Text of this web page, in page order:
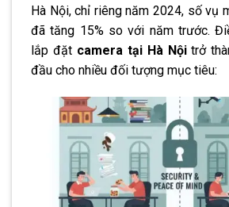
Hà Nội, chỉ riêng năm 2024, số vụ
đã tăng 15% so với năm trước.
lắp đặt camera tại Hà Nộitrở
đầu cho nhiều đối tượng mục tiêu: